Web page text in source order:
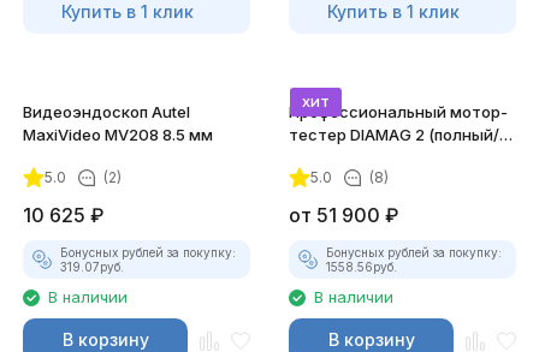
Купить в 1 клик Купить в 1 клик
Видеоэндоскоп Autel
MaxiVideo MV208 8.5 мм
5.0 (2)
10 625 ₽
Бонусных рублей за покупку:
319.07руб.
В наличии
В корзину
хит
Профессиональный мотор-
тестер DIAMAG 2 (полный/
5.0 (8)
от 51 900 ₽
Бонусных рублей за покупку:
1558.56руб.
В наличии
В корзину